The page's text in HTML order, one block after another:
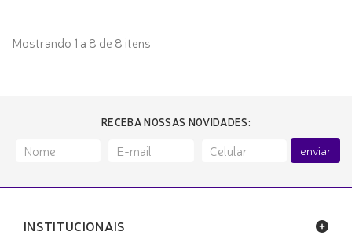
Mostrando 1 a 8 de 8 itens
RECEBA NOSSAS NOVIDADES:
enviar
INSTITUCIONAIS